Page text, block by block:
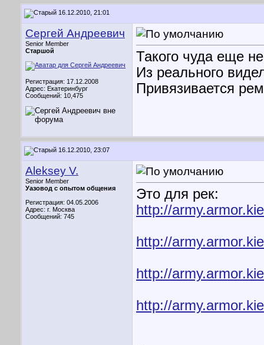
16.12.2010, 21:01
Сергей Андреевич
Senior Member
Старшой
Регистрация: 17.12.2008
Адрес: Екатеринбург
Сообщений: 10,475
Такого чуда еще
Из реального
Привязивается
16.12.2010, 23:07
Aleksey V.
Senior Member
Уазовод с опытом общения
Регистрация: 04.05.2006
Адрес: г. Москва
Сообщений: 745
Это для рек:
http://
http://
http://
http://